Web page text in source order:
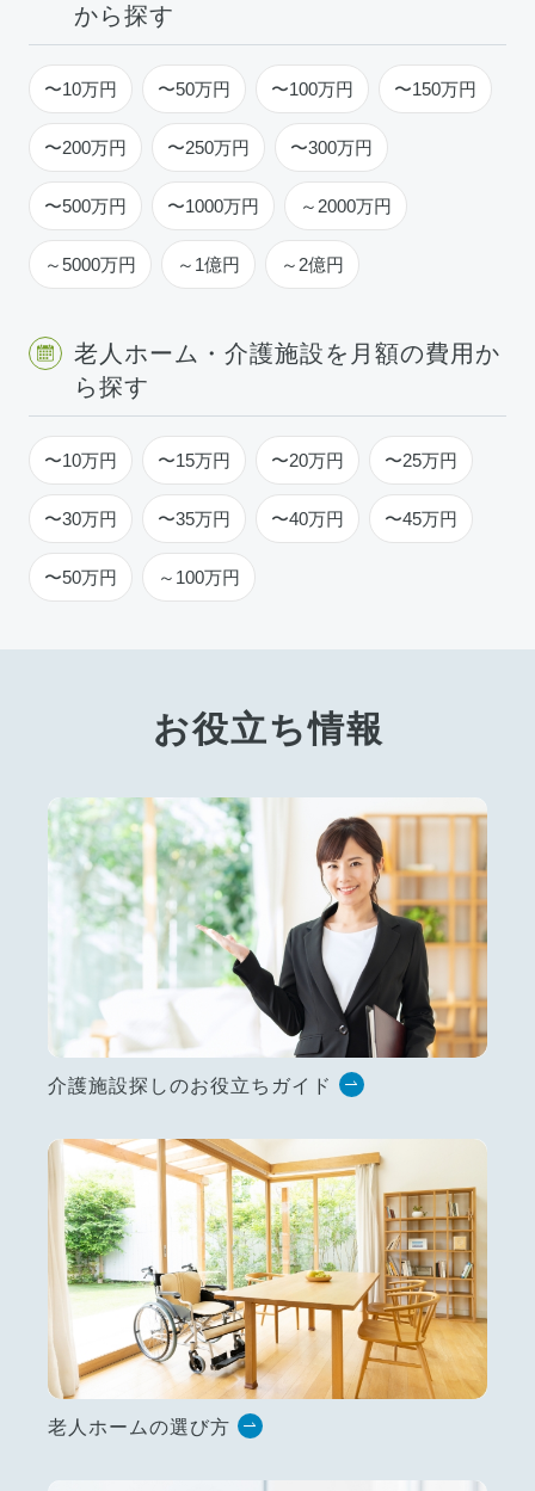
から探す
〜10万円 〜50万円 〜100万円 〜150万円
〜200万円 〜250万円 〜300万円
〜500万円 〜1000万円 ～2000万円
～5000万円 ～1億円 ～2億円
老人ホーム・介護施設を月額の費用か
ら探す
〜10万円 〜15万円 〜20万円 〜25万円
〜30万円 〜35万円 〜40万円 〜45万円
〜50万円 ～100万円
お役立ち情報
介護施設探しのお役立ちガイド
老人ホームの選び方